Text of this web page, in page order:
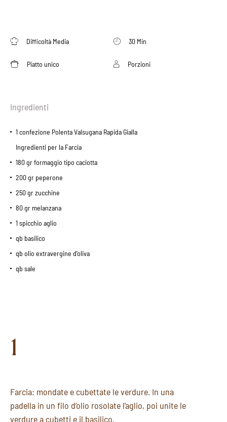
Difficoltà Media 30 Min
Piatto unico Porzioni
Ingredienti
1 confezione Polenta Valsugana Rapida Gialla
Ingredienti per la Farcia
180 gr formaggio tipo caciotta
200 gr peperone
250 gr zucchine
80 gr melanzana
1 spicchio aglio
qb basilico
qb olio extravergine d’oliva
qb sale
1
Farcia: mondate e cubettate le verdure. In una
padella in un filo d’olio rosolate l’aglio, poi unite le
verdure a cubetti e il basilico.